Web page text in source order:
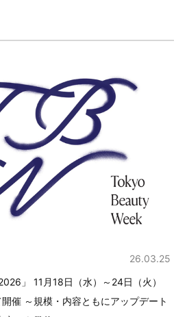
26.03.25
」 11月18日（水）～24日（火）
催 ～規模・内容ともにアップデート